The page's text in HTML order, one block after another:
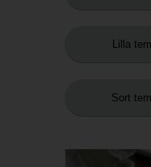
Lilla
Sort